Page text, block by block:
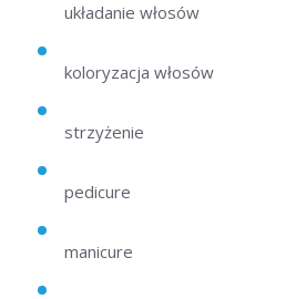
układanie włosów
koloryzacja włosów
strzyżenie
pedicure
manicure